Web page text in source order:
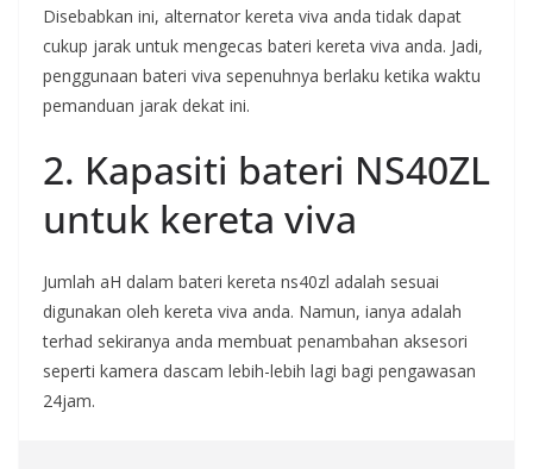
Disebabkan ini, alternator kereta viva anda tidak dapat
cukup jarak untuk mengecas bateri kereta viva anda. Jadi,
penggunaan bateri viva sepenuhnya berlaku ketika waktu
pemanduan jarak dekat ini.
2. Kapasiti bateri NS40ZL
untuk kereta viva
Jumlah aH dalam bateri kereta ns40zl adalah sesuai
digunakan oleh kereta viva anda. Namun, ianya adalah
terhad sekiranya anda membuat penambahan aksesori
seperti kamera dascam lebih-lebih lagi bagi pengawasan
24jam.